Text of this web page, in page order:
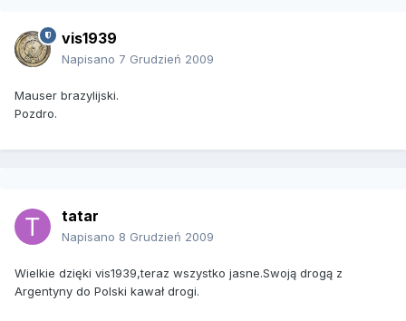
vis1939
Napisano 7 Grudzień 2009
Mauser brazylijski.
Pozdro.
tatar
Napisano 8 Grudzień 2009
Wielkie dzięki vis1939,teraz wszystko jasne.Swoją drogą z
Argentyny do Polski kawał drogi.